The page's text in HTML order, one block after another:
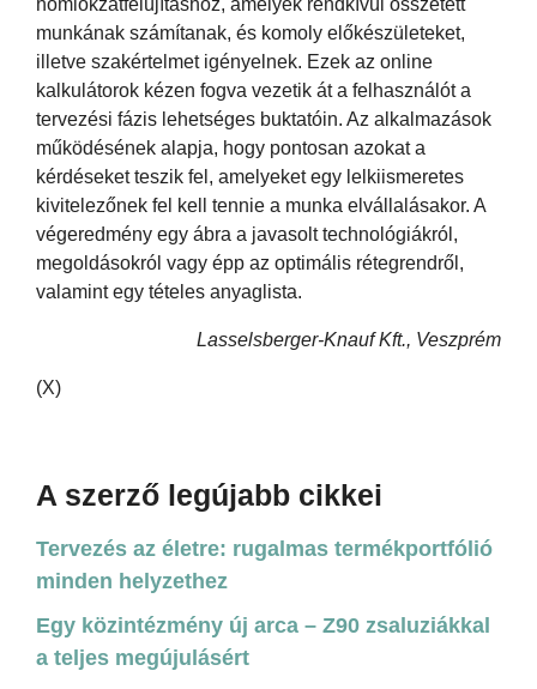
munkának számítanak, és komoly előkészületeket,
illetve szakértelmet igényelnek. Ezek az online
kalkulátorok kézen fogva vezetik át a felhasználót a
tervezési fázis lehetséges buktatóin. Az alkalmazások
működésének alapja, hogy pontosan azokat a
kérdéseket teszik fel, amelyeket egy lelkiismeretes
kivitelezőnek fel kell tennie a munka elvállalásakor. A
végeredmény egy ábra a javasolt technológiákról,
megoldásokról vagy épp az optimális rétegrendről,
valamint egy tételes anyaglista.
Lasselsberger-Knauf Kft., Veszprém
(X)
A szerző legújabb cikkei
Tervezés az életre: rugalmas termékportfólió
minden helyzethez
Egy közintézmény új arca – Z90 zsaluziákkal
a teljes megújulásért